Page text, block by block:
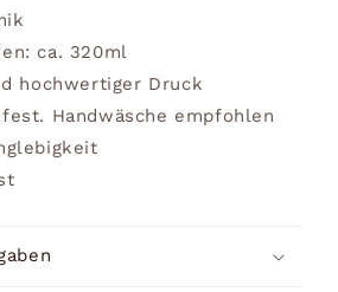
ca. 320ml
hochwertiger Druck
Handwäsche empfohlen